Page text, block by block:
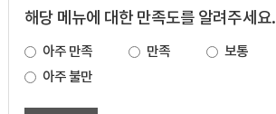
해당 메뉴에 대한 만족도를 알려주세요.
아주 만족 만족 보통
아주 불만